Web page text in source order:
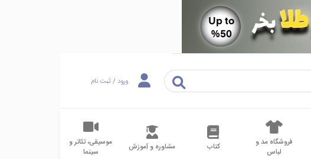
ورود / ثبت نام
فروشگاه مد و
لباس
کتاب مشاوره و آموزش
موسیقی، تئاتر و
سینما